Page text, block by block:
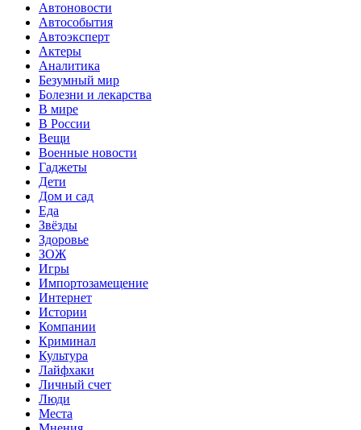
Автоновости
Автособытия
Автоэксперт
Актеры
Аналитика
Безумный мир
Болезни и лекарства
В мире
В России
Вещи
Военные новости
Гаджеты
Дети
Дом и сад
Еда
Звёзды
Здоровье
ЗОЖ
Игры
Импортозамещение
Интернет
Истории
Компании
Криминал
Культура
Лайфхаки
Личный счет
Люди
Места